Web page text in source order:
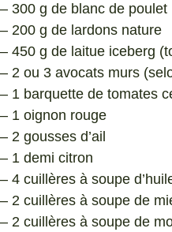
– 300 g de blanc de poulet
– 200 g de lardons nature
– 450 g de laitue iceberg
– 2 ou 3 avocats murs
– 1 barquette de tomates
– 1 oignon rouge
– 2 gousses d’ail
– 1 demi citron
– 4 cuillères à soupe
– 2 cuillères à soupe de
– 2 cuillères à soupe de